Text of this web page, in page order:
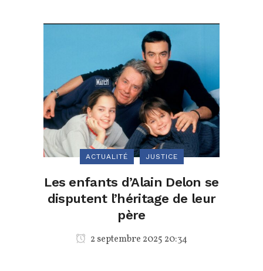
ACTUALITÉ JUSTICE
Les enfants d’Alain Delon se
disputent l’héritage de leur
père
2 septembre 2025 20:34